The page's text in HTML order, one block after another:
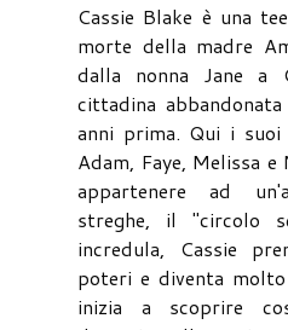
Cassie Blake è una
morte della madre
dalla nonna Jane a
cittadina
anni prima. Qui i suoi
Adam, Faye, Melissa
appartenere ad
streghe, il "circolo
incredula, Cassie
poteri e diventa
inizia a scoprire